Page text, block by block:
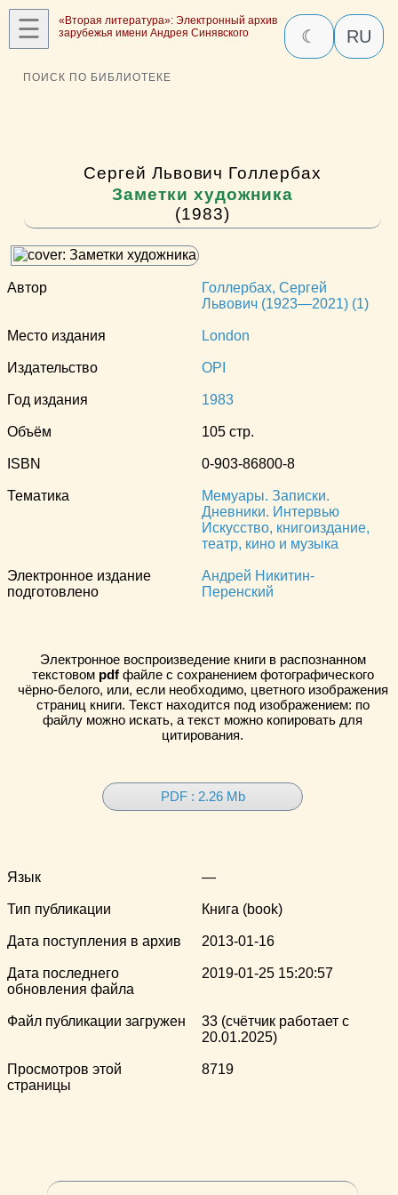
☰
«Вторая литература»: Электронный архив
зарубежья имени Андрея Синявского
☾ RU
ПОИСК ПО БИБЛИОТЕКЕ
Сергей Львович Голлербах
Заметки художника
(1983)
Автор
Голлербах, Сергей
Львович (1923—2021) (1)
Место издания London
Издательство OPI
Год издания 1983
Объём 105 стр.
ISBN 0-903-86800-8
Тематика
Мемуары. Записки.
Дневники. Интервью
Искусство, книгоиздание,
театр, кино и музыка
Электронное издание
подготовлено
Андрей Никитин-
Перенский
Электронное воспроизведение книги в распознанном
текстовом pdfфайле с сохранением фотографического
чёрно-белого, или, если необходимо, цветного изображения
страниц книги. Текст находится под изображением: по
файлу можно искать, а текст можно копировать для
цитирования.
PDF : 2.26 Mb
Язык —
Тип публикации Книга (book)
Дата поступления в архив 2013-01-16
Дата последнего
обновления файла
2019-01-25 15:20:57
Файл публикации загружен
33 (счётчик работает с
20.01.2025)
Просмотров этой
страницы
8719